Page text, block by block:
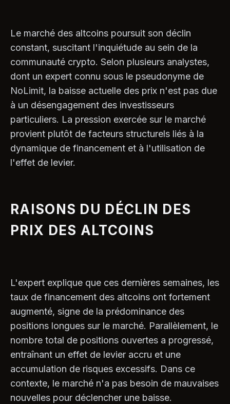
Le marché des altcoins poursuit son déclin
constant, suscitant l'inquiétude au sein de la
communauté crypto. Selon plusieurs analystes,
dont un expert connu sous le pseudonyme de
NoLimit, la baisse actuelle des prix n'est pas due
à un désengagement des investisseurs
particuliers. La pression exercée sur le marché
provient plutôt de facteurs structurels liés à la
dynamique de financement et à l'utilisation de
l'effet de levier.
RAISONS DU DÉCLIN DES
PRIX DES ALTCOINS
L'expert explique que ces dernières semaines, les
taux de financement des altcoins ont fortement
augmenté, signe de la prédominance des
positions longues sur le marché. Parallèlement, le
nombre total de positions ouvertes a progressé,
entraînant un effet de levier accru et une
accumulation de risques excessifs. Dans ce
contexte, le marché n'a pas besoin de mauvaises
nouvelles pour déclencher une baisse.